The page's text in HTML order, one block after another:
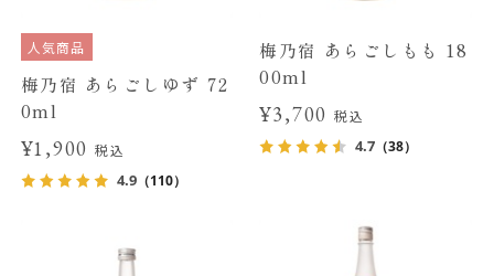
人気商品
梅乃宿 あらごしゆず 72
0ml
¥1,900税込
4.9（110）
梅乃宿 あらごしもも 18
00ml
¥3,700 税込
4.7 （38）